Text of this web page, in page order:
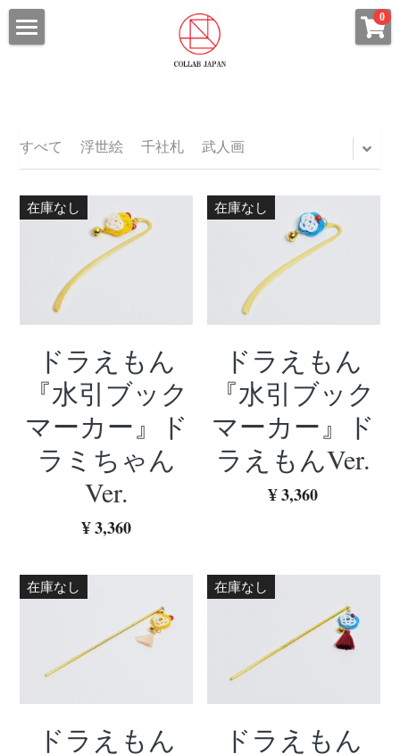
0
ALL SHOP
浮世絵・浮世絵札
コラボ武人画
ファブリックボード
Tシャツ
CHARACTER
ARTIST
ARCHIVES
CONTACT
プライバシーポリシー
検索
すべて 浮世絵 千社札 武人画
在庫なし
ドラえもん
『水引ブック
マーカー』ド
ラミちゃん
Ver.
¥ 3,360
在庫なし
ドラえもん
『水引ブック
マーカー』ド
ラえもんVer.
¥ 3,360
在庫なし
ドラえもん
在庫なし
ドラえもん
×
ストアカテゴリー
コラボ武人画
ファブリックボード
COLLAB Tシャツ
STAR WARSシリーズ
ウルトラマンシリーズ
MARVELシリーズ
ドラえもんシリーズ